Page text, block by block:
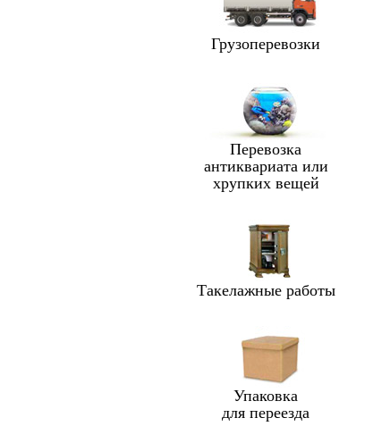
Грузоперевозки
Перевозка
антиквариата или
хрупких вещей
Такелажные работы
Упаковка
для переезда